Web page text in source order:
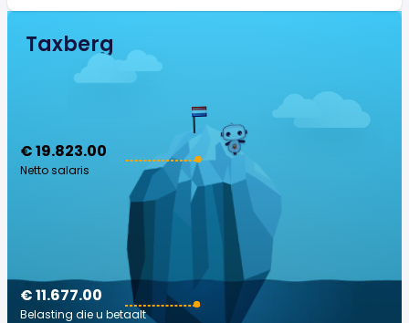
Taxberg
€ 19.823.00
Netto salaris
€ 11.677.00
Belasting die u betaalt